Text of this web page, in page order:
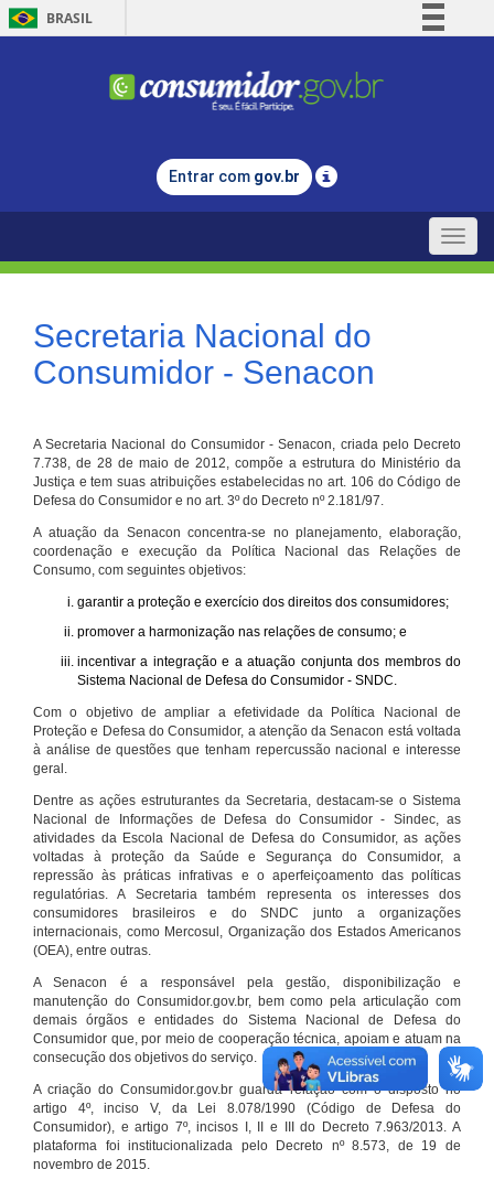
BRASIL
Comunica BR
Legislação
Entrar com gov.br
Toggle
Secretaria Nacional do
Consumidor - Senacon
A Secretaria Nacional do Consumidor - Senacon, criada pelo Decreto
7.738, de 28 de maio de 2012, compõe a estrutura do Ministério da
Justiça e tem suas atribuições estabelecidas no art. 106 do Código de
Defesa do Consumidor e no art. 3º do Decreto nº 2.181/97.
A atuação da Senacon concentra-se no planejamento, elaboração,
coordenação e execução da Política Nacional das Relações de
Consumo, com seguintes objetivos:
garantir a proteção e exercício dos direitos dos consumidores;
promover a harmonização nas relações de consumo; e
incentivar a integração e a atuação conjunta dos membros do
Sistema Nacional de Defesa do Consumidor - SNDC.
Com o objetivo de ampliar a efetividade da Política Nacional de
Proteção e Defesa do Consumidor, a atenção da Senacon está voltada
à análise de questões que tenham repercussão nacional e interesse
geral.
Dentre as ações estruturantes da Secretaria, destacam-se o Sistema
Nacional de Informações de Defesa do Consumidor - Sindec, as
atividades da Escola Nacional de Defesa do Consumidor, as ações
voltadas à proteção da Saúde e Segurança do Consumidor, a
repressão às práticas infrativas e o aperfeiçoamento das políticas
regulatórias. A Secretaria também representa os interesses dos
consumidores brasileiros e do SNDC junto a organizações
internacionais, como Mercosul, Organização dos Estados Americanos
(OEA), entre outras.
A Senacon é a responsável pela gestão, disponibilização e
manutenção do Consumidor.gov.br, bem como pela articulação com
demais órgãos e entidades do Sistema Nacional de Defesa do
Consumidor que, por meio de cooperação técnica, apoiam e atuam na
consecução dos objetivos do serviço.
A criação do Consumidor.gov.br guarda relação com o disposto no
artigo 4º, inciso V, da Lei 8.078/1990 (Código de Defesa do
Consumidor), e artigo 7º, incisos I, II e III do Decreto 7.963/2013. A
plataforma foi institucionalizada pelo Decreto nº 8.573, de 19 de
novembro de 2015.